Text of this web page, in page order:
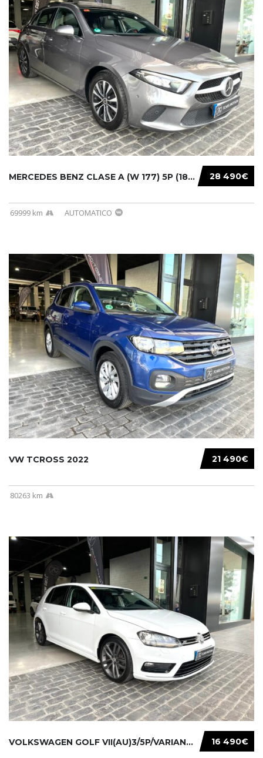
28 490€
MERCEDES BENZ CLASE A (W 177) 5P (18-) 2020....
69999 km AUTOMATICO
21 490€
VW TCROSS 2022
80263 km
16 490€
VOLKSWAGEN GOLF VII(AU)3/5P/VARIANT(12-16 20...